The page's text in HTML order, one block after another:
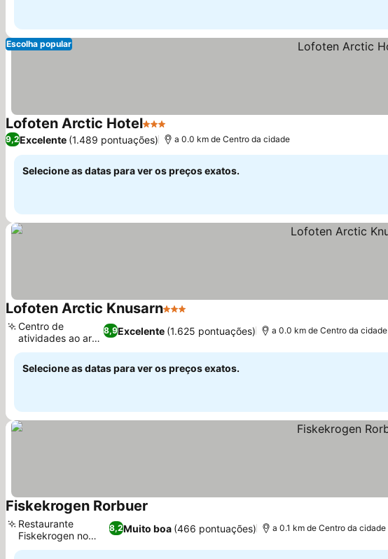
Escolha popular
Lofoten Arctic Hotel3 Estrelas
9,2Excelente (1.489 pontuações) a 0.0 km de Centro da cidade
Selecione as datas para ver os preços exatos.
Lofoten Arctic Knusarn3 Estrelas
8,9Excelente (1.625 pontuações)
Centro de
atividades ao ar
livre
a 0.0 km de Centro da cidade
Selecione as datas para ver os preços exatos.
Fiskekrogen Rorbuer
8,2Muito boa (466 pontuações)
Restaurante
Fiskekrogen no
local
a 0.1 km de Centro da cidade